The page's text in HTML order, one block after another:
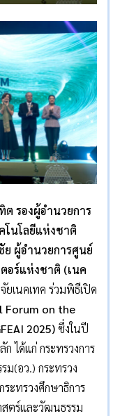
ต รองผู้อำนวยการ
นโลยีแห่งชาติ
ผู้อำนวยการศูนย์
อร์แห่งชาติ (เนค
เนคเทค ร่วมพิธีเปิด
Forum on the
2025)ซึ่งในปี
ได้แก่ กระทรวงการ
(อว.) กระทรวง
ะทรวงศึกษาธิการ
สตร์และวัฒนธรรม